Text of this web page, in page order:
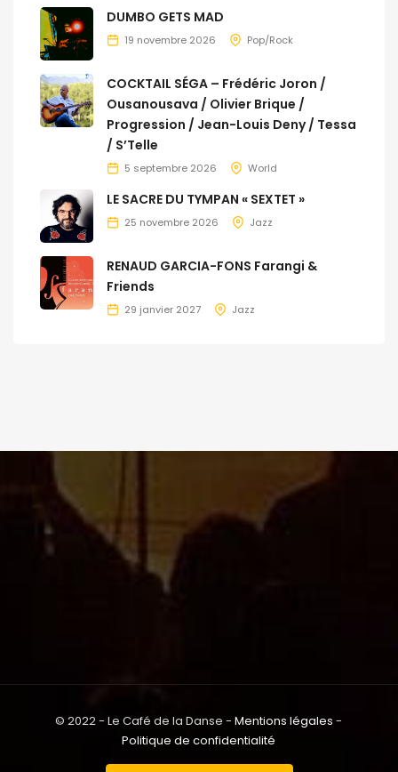
DUMBO GETS MAD
19 novembre 2026 Pop/Rock
COCKTAIL SÉGA – Frédéric Joron /
Ousanousava / Olivier Brique /
Progression / Jean-Louis Deny / Tessa
/ S’Telle
5 septembre 2026 World
LE SACRE DU TYMPAN « SEXTET »
25 novembre 2026 Jazz
RENAUD GARCIA-FONS Farangi &
Friends
29 janvier 2027 Jazz
© 2022 - Le Café de la Danse -Mentions légales -
Politique de confidentialité